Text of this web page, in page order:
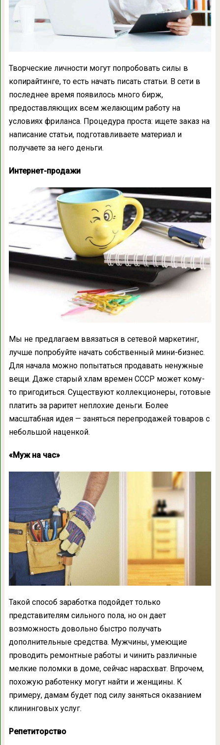
Творческие личности могут попробовать силы в
копирайтинге, то есть начать писать статьи. В сети в
последнее время появилось много бирж,
предоставляющих всем желающим работу на
условиях фриланса. Процедура проста: ищете заказ на
написание статьи, подготавливаете материал и
получаете за него деньги.
Интернет-продажи
Мы не предлагаем ввязаться в сетевой маркетинг,
лучше попробуйте начать собственный мини-бизнес.
Для начала можно попытаться продавать ненужные
вещи. Даже старый хлам времен СССР может кому-
то пригодиться. Существуют коллекционеры, готовые
платить за раритет неплохие деньги. Более
масштабная идея — заняться перепродажей товаров с
небольшой наценкой.
«Муж на час»
Такой способ заработка подойдет только
представителям сильного пола, но он дает
возможность довольно быстро получать
дополнительные средства. Мужчины, умеющие
проводить ремонтные работы и чинить различные
мелкие поломки в доме, сейчас нарасхват. Впрочем,
похожую работенку могут найти и женщины. К
примеру, дамам будет под силу заняться оказанием
клининговых услуг.
Репетиторство